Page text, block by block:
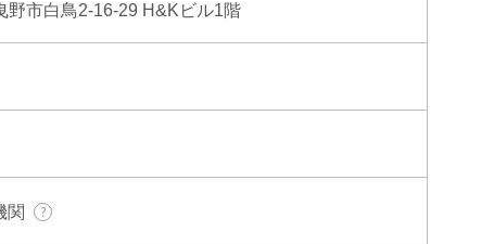
野市白鳥2-16-29 H&Kビル1階
関